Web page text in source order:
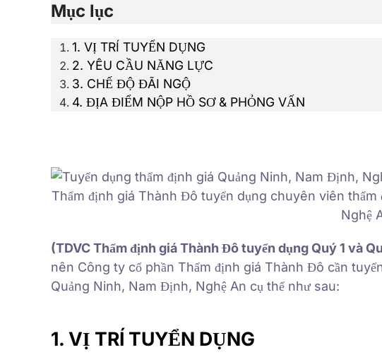
Mục lục
1. VỊ TRÍ TUYỂN DỤNG
2. YÊU CẦU NĂNG LỰC
3. CHẾ ĐỘ ĐÃI NGỘ
4. ĐỊA ĐIỂM NỘP HỒ SƠ & PHỎNG VẤN
Thẩm định giá Thành Đô tuyển dụng chuyên viên
Nghệ
(TDVC Thẩm định giá Thành Đô tuyển dụng Quý 1 và
nên Công ty cổ phần Thẩm định giá Thành Đô cần
Quảng Ninh, Nam Định, Nghệ An cụ thể như sau:
1. VỊ TRÍ TUYỂN DỤNG